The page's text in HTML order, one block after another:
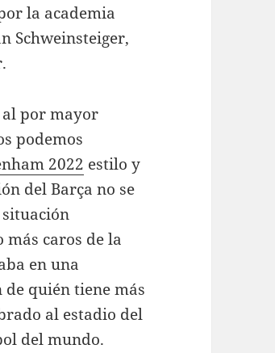
la academia
Schweinsteiger,
por mayor
podemos
2022 estilo y
del Barça no se
más caros de la
en una
quién tiene más
al estadio del
del mundo.